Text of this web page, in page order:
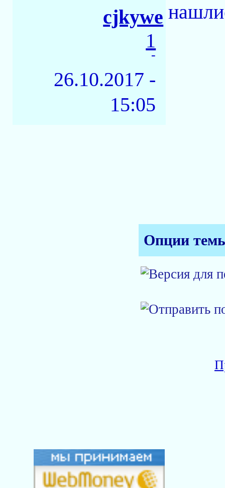
cjkywe
1
-
26.10.2017 -
15:05
Опции